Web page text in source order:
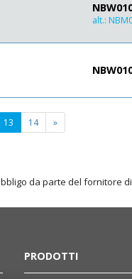
alt.:
13 (current
page)
14 »
da parte del
PRODOTTI